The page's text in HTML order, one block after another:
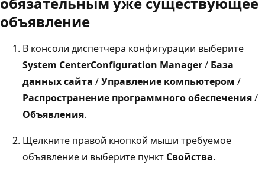
объявление
В консоли диспетчера конфигурации выберите
System CenterConfiguration Manager/ База
данных сайта /Управление компьютером /
Распространение программного обеспечения/
Объявления.
Щелкните правой кнопкой мыши требуемое
объявление и выберите пункт Свойства.